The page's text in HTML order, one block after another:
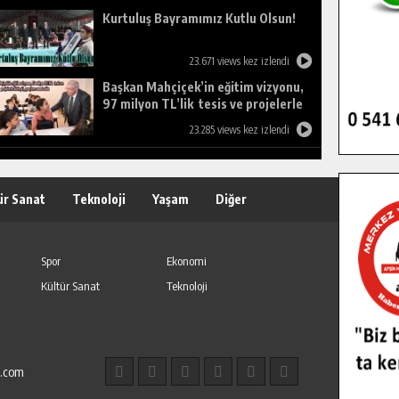
Kurtuluş Bayramımız Kutlu Olsun!
23.671 views kez izlendi
Başkan Mahçiçek’in eğitim vizyonu,
97 milyon TL’lik tesis ve projelerle
23.285 views kez izlendi
Sanat Teknoloji Yaşam Diğer
Spor
Ekonomi
Kültür Sanat
Teknoloji